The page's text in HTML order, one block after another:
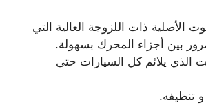
الأصلية ذات اللزوجة العالية التي
بين أجزاء المحرك بسهولة.
الذي يلائم كل السيارات حتى
تنظيفه.